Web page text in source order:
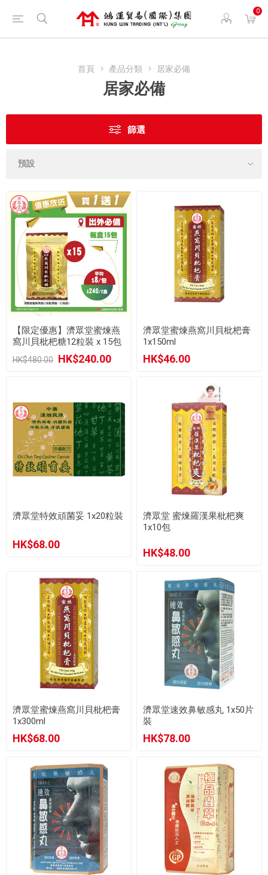
0
首頁 產品分類 居家必備
居家必備
篩選
【限定優惠】濟眾堂蜜煉燕
窩川貝枇杷糖12粒裝 x 15包
HK$480.00 HK$240.00
濟眾堂蜜煉燕窩川貝枇杷膏
1x150ml
HK$46.00
濟眾堂特效頑菌妥 1x20粒裝
HK$68.00
濟眾堂 蜜煉羅漢果枇杷爽
1x10包
HK$48.00
濟眾堂蜜煉燕窩川貝枇杷膏
1x300ml
HK$68.00
濟眾堂速效鼻敏感丸 1x50片
裝
HK$78.00